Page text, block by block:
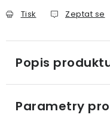
Tisk Zeptat se
Popis
Parametry